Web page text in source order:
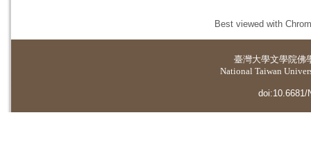
Best viewed with
臺灣大學文學院佛
National Taiwan
doi:10.6681/